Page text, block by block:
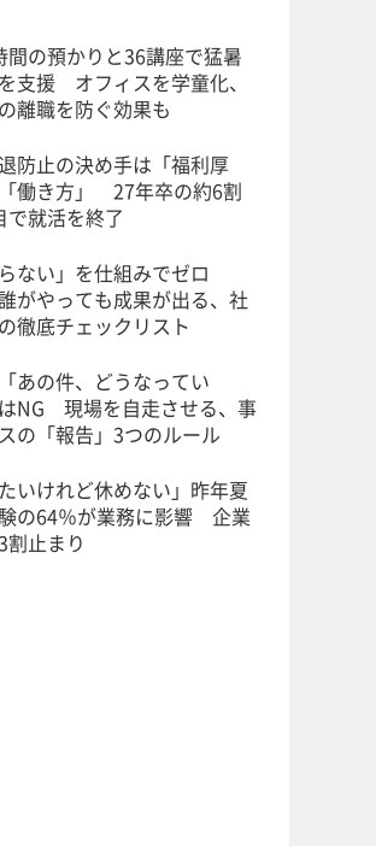
間の預かりと36講座で猛暑
支援 オフィスを学童化、
離職を防ぐ効果も
防止の決め手は「福利厚
働き方」 27年卒の約6割
で就活を終了
らない」を仕組みでゼロ
がやっても成果が出る、社
徹底チェックリスト
あの件、どうなってい
NG 現場を自走させる、事
の「報告」3つのルール
たいけれど休めない」昨年夏
の64％が業務に影響 企業
割止まり